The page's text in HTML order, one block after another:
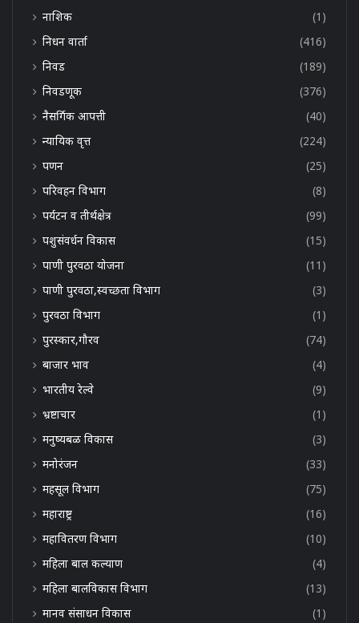
नाशिक
(1)
निधन वार्ता
(416)
निवड
(189)
निवडणूक
(376)
नैसर्गिक आपत्ती
(40)
न्यायिक वृत्त
(224)
पणन
(25)
परिवहन विभाग
(8)
पर्यटन व तीर्थक्षेत्र
(99)
पशुसंवर्धन विकास
(15)
पाणी पुरवठा योजना
(11)
पाणी पुरवठा,स्वच्छता विभाग
(3)
पुरवठा विभाग
(1)
पुरस्कार,गौरव
(74)
बाजार भाव
(4)
भारतीय रेल्वे
(9)
भ्रष्टाचार
(1)
मनुष्यबळ विकास
(3)
मनोरंजन
(33)
महसूल विभाग
(75)
महाराष्ट्र
(16)
महावितरण विभाग
(10)
महिला बाल कल्याण
(4)
महिला बालविकास विभाग
(13)
मानव संसाधन विकास
(1)